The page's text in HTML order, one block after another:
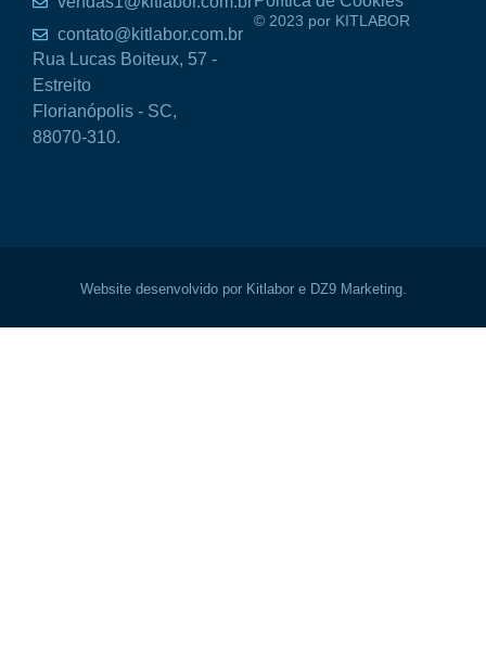
contato@kitlabor.com.br
Rua Lucas Boiteux, 57 -
Estreito
Florianópolis - SC,
88070-310.
© 2023 por KITLABOR
Website desenvolvido por Kitlabor e DZ9 Marketing.